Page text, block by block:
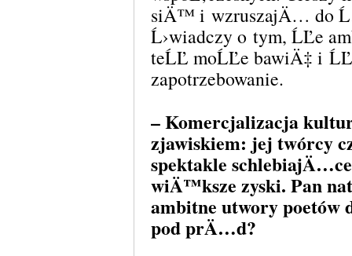
siÄ™ i wzruszajÄ… do
Ĺ›wiadczy o tym, ĹĽe
teĹĽ moĹĽe bawiÄ‡ i
zapotrzebowanie.
– Komercjalizacja
zjawiskiem: jej twórcy
spektakle
wiÄ™ksze zyski. Pan
ambitne utwory poetów
pod prÄ…d?